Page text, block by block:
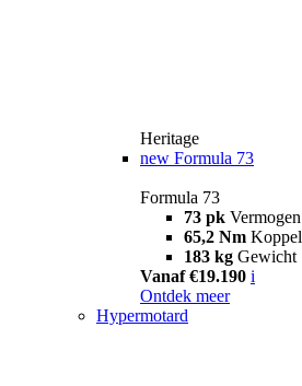
Heritage
new Formula 73
Formula 73
73 pk Vermogen
65,2 Nm Koppel
183 kg Gewicht
Vanaf €19.190 i
Ontdek meer
Hypermotard